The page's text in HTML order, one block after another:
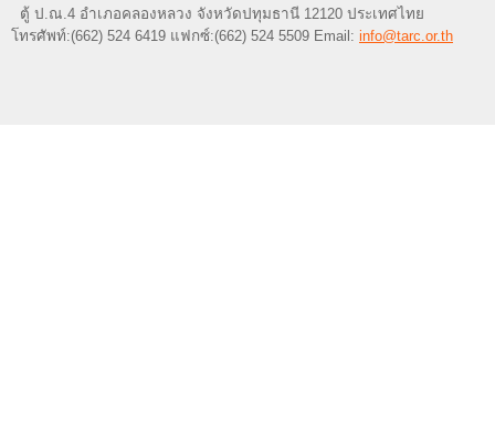
ตู้ ป.ณ.4 อำเภอคลองหลวง จังหวัดปทุมธานี 12120 ประเทศไทย
โทรศัพท์:(662) 524 6419 แฟกซ์:(662) 524 5509 Email: info@tarc.or.th